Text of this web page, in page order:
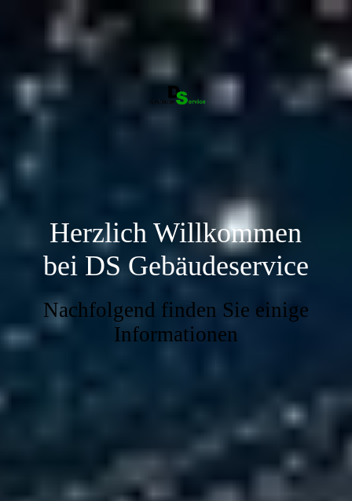
Herzlich Willkommen
bei DS Gebäudeservice
Nachfolgend finden Sie einige
Informationen